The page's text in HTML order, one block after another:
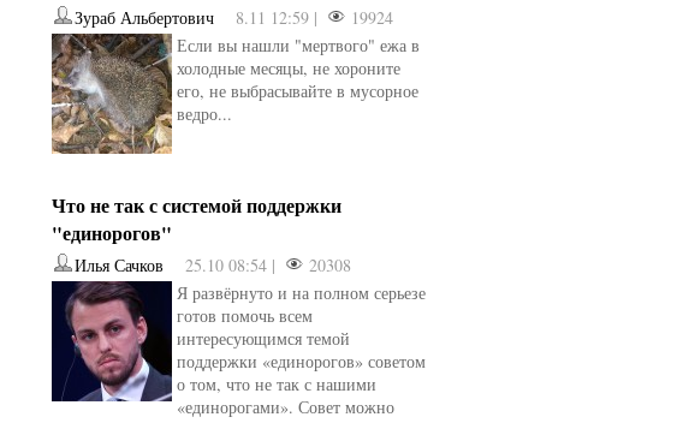
Зураб Альбертович 8.11 12:59 |
19924
Если вы нашли "мертвого" ежа в
холодные месяцы, не хороните
его, не выбрасывайте в мусорное
ведро...
Что не так с системой поддержки
"единорогов"
Илья Сачков 25.10 08:54 |
20308
Я развёрнуто и на полном серьезе
готов помочь всем
интересующимся темой
поддержки «единорогов» советом
о том, что не так с нашими
«единорогами». Совет можно